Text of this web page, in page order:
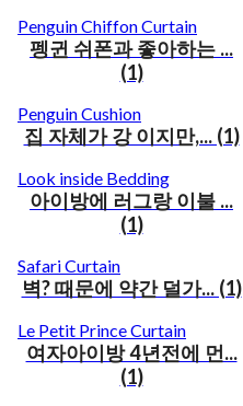
Penguin Chiffon Curtain
펭귄 쉬폰과 좋아하는 ...
(1)
Penguin Cushion
집 자체가 강 이지만,... (1)
Look inside Bedding
아이방에 러그랑 이불 ...
(1)
Safari Curtain
벽? 때문에 약간 덜가... (1)
Le Petit Prince Curtain
여자아이방 4년전에 먼...
(1)